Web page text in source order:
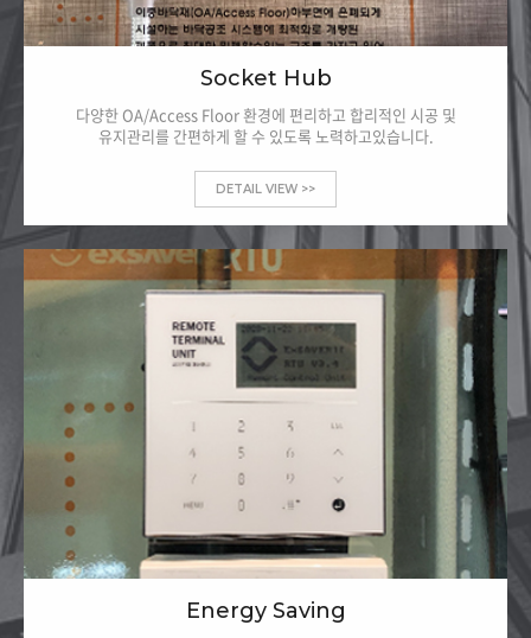
Socket Hub
다양한 OA/Access Floor 환경에 편리하고 합리적인 시공 및
유지관리를 간편하게 할 수 있도록 노력하고있습니다.
DETAIL VIEW >>
Energy Saving